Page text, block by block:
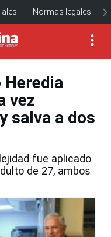
Normas legales
Heredia
vez
salva a dos
fue aplicado
de 27, ambos